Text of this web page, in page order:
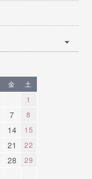
金 土
1
7
8
14
15
21
22
28
29